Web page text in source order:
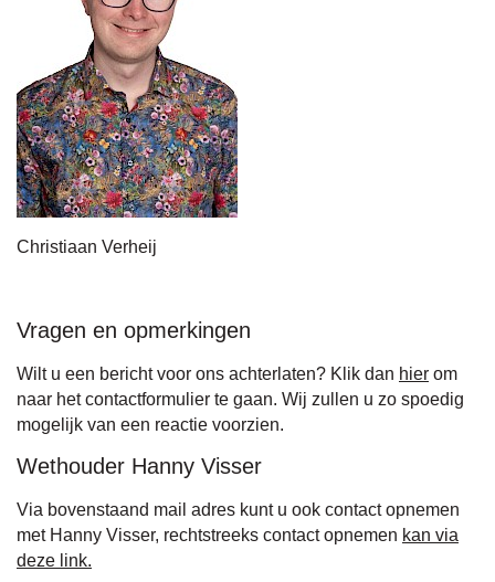
Christiaan Verheij
Vragen en opmerkingen
Wilt u een bericht voor ons achterlaten? Klik dan hier om
naar het contactformulier te gaan. Wij zullen u zo spoedig
mogelijk van een reactie voorzien.
Wethouder Hanny Visser
Via bovenstaand mail adres kunt u ook contact opnemen
met Hanny Visser, rechtstreeks contact opnemen kan via
deze link.